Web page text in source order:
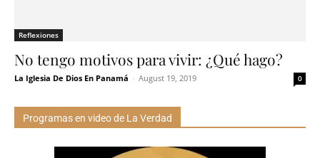
Reflexiones
No tengo motivos para vivir: ¿Qué hago?
La Iglesia De Dios En Panamá - August 19, 2019 0
Programas en video de La Verdad